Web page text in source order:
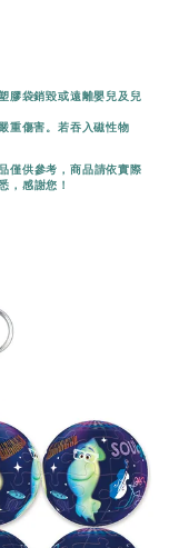
膠袋銷毀或遠離嬰兒及兒
重傷害。若吞入磁性物
僅供參考，商品請依實際
，感謝您！